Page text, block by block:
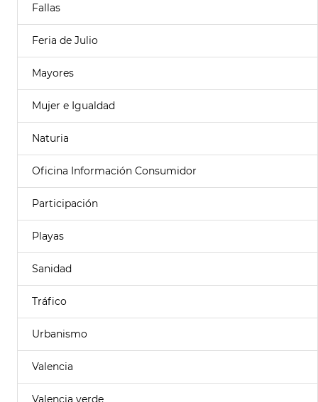
Fallas
Feria de Julio
Mayores
Mujer e Igualdad
Naturia
Oficina Información Consumidor
Participación
Playas
Sanidad
Tráfico
Urbanismo
Valencia
Valencia verde